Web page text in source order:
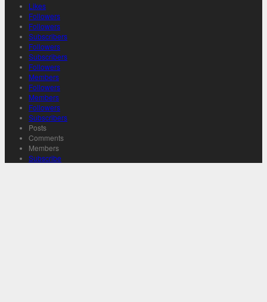
Likes
Followers
Followers
Subscribers
Followers
Subscribers
Followers
Members
Followers
Members
Followers
Subscribers
Posts
Comments
Members
Subscribe